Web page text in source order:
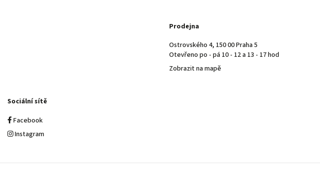
Prodejna
Ostrovského 4, 150 00 Praha 5
Otevřeno po - pá 10 - 12 a 13 - 17 hod
Zobrazit na mapě
Sociální sítě
Facebook
Instagram